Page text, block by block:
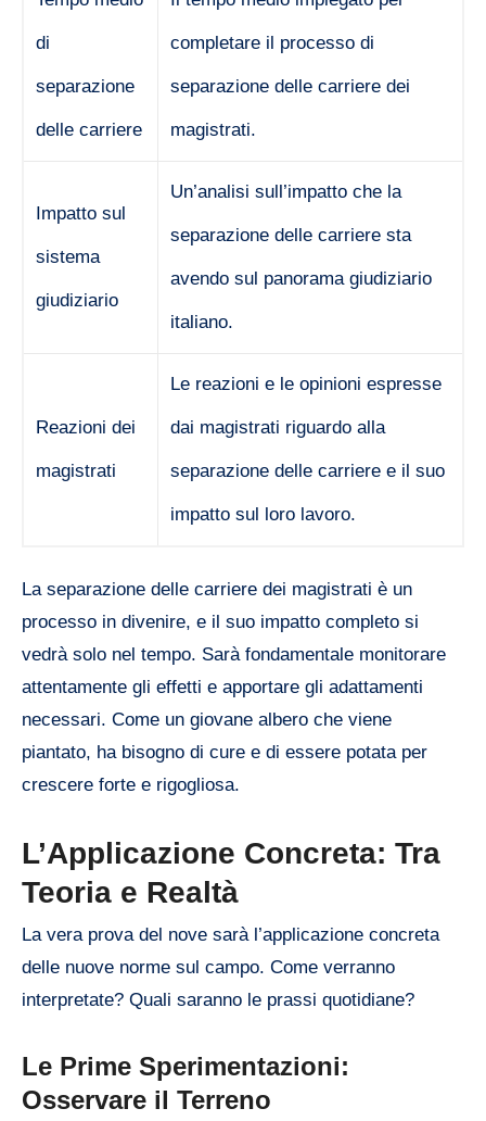
di
separazione
delle carriere
completare il processo di
separazione delle carriere dei
magistrati.
Impatto sul
sistema
giudiziario
Un’analisi sull’impatto che la
separazione delle carriere sta
avendo sul panorama giudiziario
italiano.
Reazioni dei
magistrati
Le reazioni e le opinioni espresse
dai magistrati riguardo alla
separazione delle carriere e il suo
impatto sul loro lavoro.
La separazione delle carriere dei magistrati è un
processo in divenire, e il suo impatto completo si
vedrà solo nel tempo. Sarà fondamentale monitorare
attentamente gli effetti e apportare gli adattamenti
necessari. Come un giovane albero che viene
piantato, ha bisogno di cure e di essere potata per
crescere forte e rigogliosa.
L’Applicazione Concreta: Tra
Teoria e Realtà
La vera prova del nove sarà l’applicazione concreta
delle nuove norme sul campo. Come verranno
interpretate? Quali saranno le prassi quotidiane?
Le Prime Sperimentazioni:
Osservare il Terreno